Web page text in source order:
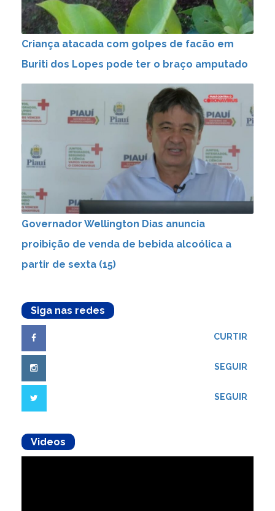
Criança atacada com golpes de facão em
Buriti dos Lopes pode ter o braço amputado
Governador Wellington Dias anuncia
proibição de venda de bebida alcoólica a
partir de sexta (15)
Siga nas redes
CURTIR
SEGUIR
SEGUIR
Videos